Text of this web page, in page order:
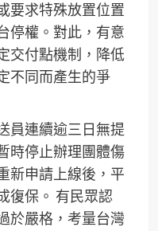
要求特殊放置位置
停權。對此，有意
交付點機制，降低
不同而產生的爭
員連續逾三日無提
時停止辦理團體傷
新申請上線後，平
復保。 有民眾認
於嚴格，考量台灣